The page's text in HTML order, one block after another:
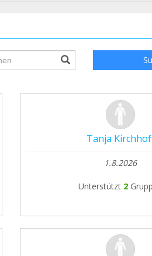
Tanja
1.8.2026
Unterstützt 2